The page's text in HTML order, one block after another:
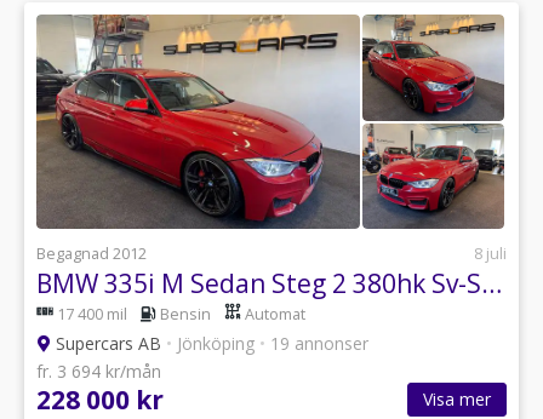
Begagnad 2012 8 juli
BMW 335i M Sedan Steg 2 380hk Sv-Såld 19"
17 400 mil Bensin Automat
Supercars AB • Jönköping • 19 annonser
fr. 3 694 kr/mån
228 000 kr Visa mer